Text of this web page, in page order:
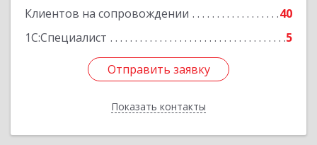
Клиентов на сопровождении
40
1С:Специалист
5
Отправить заявку
Показать контакты
Подробнее
Отправить заявку
Назад